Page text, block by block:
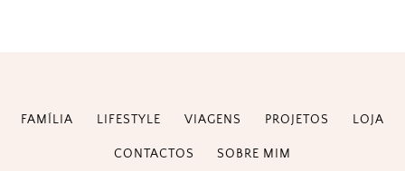
FAMÍLIA LIFESTYLE VIAGENS PROJETOS LOJA
CONTACTOS SOBRE MIM